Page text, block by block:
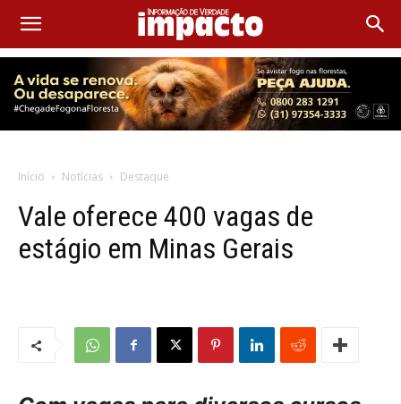
Início Notícias Destaque
Vale oferece 400 vagas de
estágio em Minas Gerais